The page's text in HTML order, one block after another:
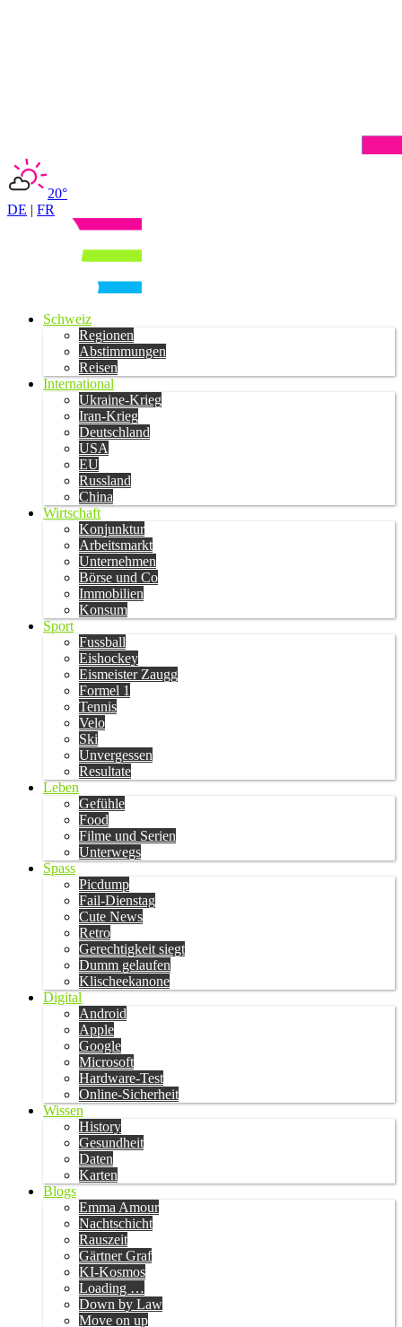
20°
DE | FR
Schweiz
Regionen
Abstimmungen
Reisen
International
Ukraine-Krieg
Iran-Krieg
Deutschland
USA
EU
Russland
China
Wirtschaft
Konjunktur
Arbeitsmarkt
Unternehmen
Börse und Co
Immobilien
Konsum
Sport
Fussball
Eishockey
Eismeister Zaugg
Formel 1
Tennis
Velo
Ski
Unvergessen
Resultate
Leben
Gefühle
Food
Filme und Serien
Unterwegs
Spass
Picdump
Fail-Dienstag
Cute News
Retro
Gerechtigkeit siegt
Dumm gelaufen
Klischeekanone
Digital
Android
Apple
Google
Microsoft
Hardware-Test
Online-Sicherheit
Wissen
History
Gesundheit
Daten
Karten
Blogs
Emma Amour
Nachtschicht
Rauszeit
Gärtner Graf
KI-Kosmos
Loading …
Down by Law
Move on up